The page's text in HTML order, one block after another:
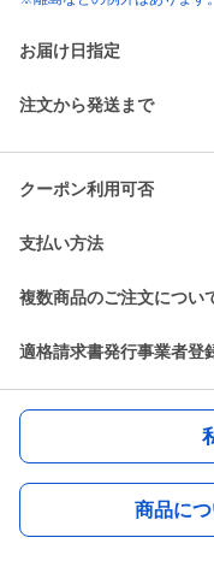
お届け日指定
注文から発送まで
クーポン利用可否
支払い方法
複数商品のご注文につい
適格請求書発行事業者登
商品に